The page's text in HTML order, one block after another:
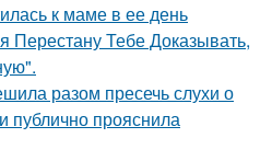
к маме в ее день
Перестану Тебе Доказывать,
разом пресечь слухи о
публично прояснила